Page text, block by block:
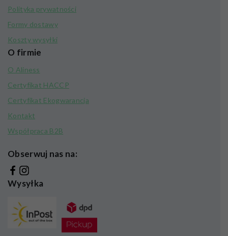
Polityka prywatności
Formy dostawy
Koszty wysyłki
O firmie
O Aliness
Certyfikat HACCP
Certyfikat Ekogwarancja
Kontakt
Współpraca B2B
Obserwuj nas na:
Wysyłka